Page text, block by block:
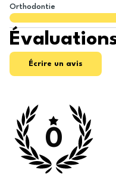
Orthodontie
Écrire un avis
0